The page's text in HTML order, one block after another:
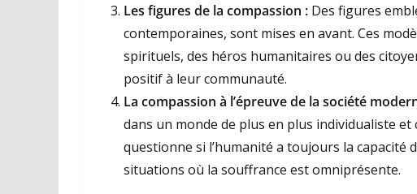
Les figures de la compassion : Des figures
contemporaines, sont mises en avant. Ces
spirituels, des héros humanitaires ou des
positif à leur communauté.
La compassion à l’épreuve de la société
dans un monde de plus en plus individualiste
questionne si l’humanité a toujours la capacité
situations où la souffrance est omniprésente.